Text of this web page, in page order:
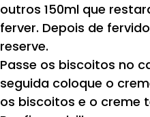
outros 150ml que
ferver. Depois de
reserve.
Passe os biscoitos no
seguida coloque o
os biscoitos e o creme